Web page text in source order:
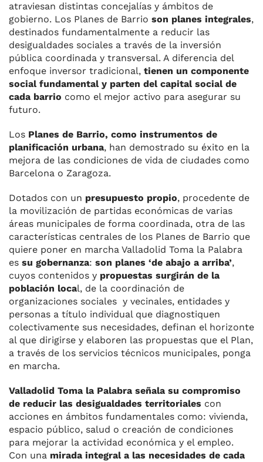
atraviesan distintas concejalías y ámbitos de
gobierno. Los Planes de Barrio son planes integrales,
destinados fundamentalmente a reducir las
desigualdades sociales a través de la inversión
pública coordinada y transversal. A diferencia del
enfoque inversor tradicional, tienen un componente
social fundamental y parten del capital social de
cada barrio como el mejor activo para asegurar su
futuro.
Los Planes de Barrio, como instrumentos de
planificación urbana, han demostrado su éxito en la
mejora de las condiciones de vida de ciudades como
Barcelona o Zaragoza.
Dotados con un presupuesto propio, procedente de
la movilización de partidas económicas de varias
áreas municipales de forma coordinada, otra de las
características centrales de los Planes de Barrio que
quiere poner en marcha Valladolid Toma la Palabra
es su gobernanza: son planes ‘de abajo a arriba’,
cuyos contenidos y propuestas surgirán de la
población local, de la coordinación de
organizaciones sociales y vecinales, entidades y
personas a título individual que diagnostiquen
colectivamente sus necesidades, definan el horizonte
al que dirigirse y elaboren las propuestas que el Plan,
a través de los servicios técnicos municipales, ponga
en marcha.
Valladolid Toma la Palabra señala su compromiso
de reducir las desigualdades territoriales con
acciones en ámbitos fundamentales como: vivienda,
espacio público, salud o creación de condiciones
para mejorar la actividad económica y el empleo.
Con una mirada integral a las necesidades de cada